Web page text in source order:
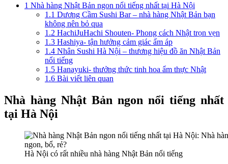
1 Nhà hàng Nhật Bản ngon nổi tiếng nhất tại Hà Nội
1.1 Dương Cầm Sushi Bar – nhà hàng Nhật Bản bạn
không nên bỏ qua
1.2 HachiJuHachi Shouten- Phong cách Nhật trọn vẹn
1.3 Hashiya- tận hưởng cảm giác ấm áp
1.4 Nhân Sushi Hà Nội – thương hiệu đồ ăn Nhật Bản
nổi tiếng
1.5 Hanayuki- thưởng thức tinh hoa ẩm thực Nhật
1.6 Bài viết liên quan
Nhà hàng Nhật Bản ngon nổi tiếng nhất
tại Hà Nội
Hà Nội có rất nhiều nhà hàng Nhật Bản nổi tiếng